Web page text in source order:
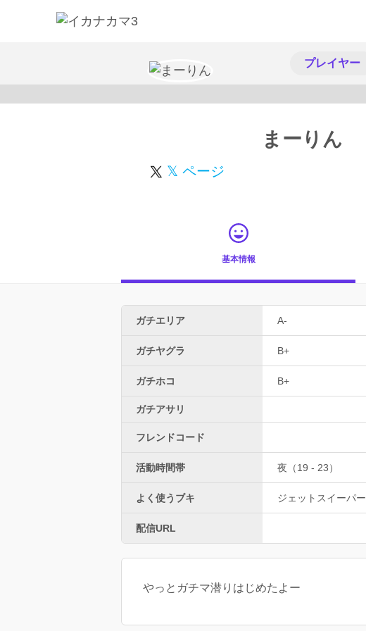
プレイヤー
まーりん
𝕏 ページ
基本情報
ガチエリア A-
ガチヤグラ B+
ガチホコ B+
ガチアサリ
フレンドコード
活動時間帯 夜（19 - 23）
よく使うブキ ジェットスイーパー
配信URL
やっとガチマ潜りはじめたよー